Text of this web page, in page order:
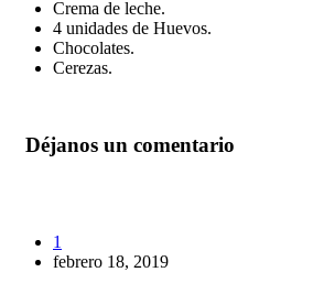
Crema de leche.
4 unidades de Huevos.
Chocolates.
Cerezas.
Déjanos un comentario
1
febrero 18, 2019